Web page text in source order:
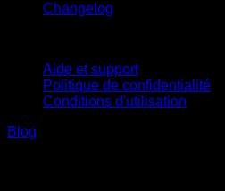
Changelog
Aide et support
Politique de confidentialité
Conditions d'utilisation
Blog